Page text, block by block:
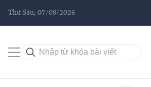
Thứ Sáu, 07/08/2026